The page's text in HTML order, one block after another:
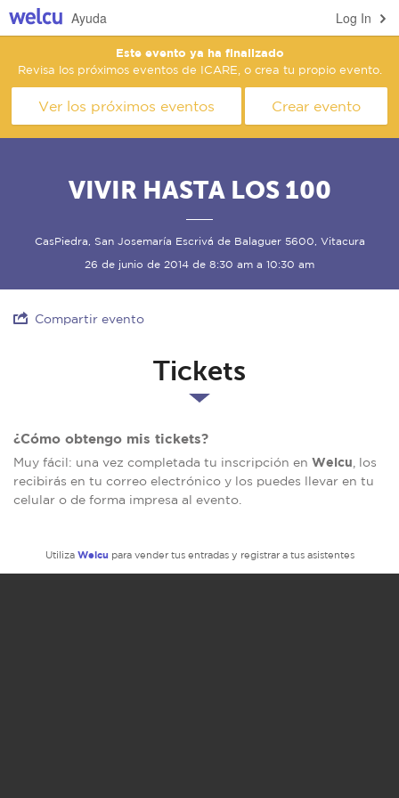
Log In
Ayuda
Este evento ya ha finalizado
Revisa los próximos eventos de ICARE, o crea tu propio evento.
Ver los próximos eventos Crear evento
VIVIR HASTA LOS 100
CasPiedra, San Josemaría Escrivá de Balaguer 5600, Vitacura
26 de junio de 2014 de 8:30 am a 10:30 am
Compartir evento
Tickets
¿Cómo obtengo mis tickets?
Muy fácil: una vez completada tu inscripción en Welcu , los
recibirás en tu correo electrónico y los puedes llevar en tu
celular o de forma impresa al evento.
Utiliza Welcu para vender tus entradas y registrar a tus asistentes